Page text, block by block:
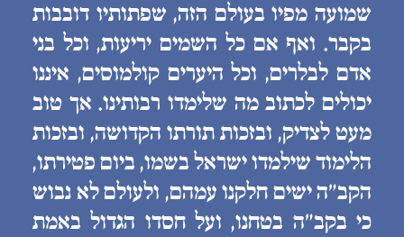
שמועה מפיו בעולם הזה, שפתותיו דובבות
בקבר. ואף אם כל השמים יריעות, וכל בני
אדם לבלרים, וכל היערים קולמוסים, איננו
יכולים לכתוב מה שלימדו רבותינו. אך טוב
מעט לצדיק, ובזכות תורתו הקדושה, ובזכות
הלימוד שילמדו ישראל בשמו, ביום פטירתו,
הקב״ה ישים חלקנו עמהם, ולעולם לא נבוש
כי בקב״ה בטחנו, ועל חסדו הגדול באמת